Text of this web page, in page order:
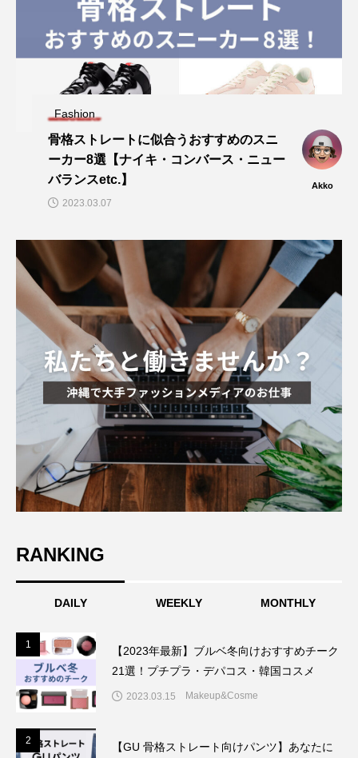
Fashion
骨格ストレートに似合うおすすめのスニ
ーカー8選【ナイキ・コンバース・ニュー
バランスetc.】
Akko
2023.03.07
RANKING
DAILY WEEKLY MONTHLY
1
【2023年最新】ブルベ冬向けおすすめチーク
21選！プチプラ・デパコス・韓国コスメ
2023.03.15 Makeup&Cosme
2
【GU 骨格ストレート向けパンツ】あなたに